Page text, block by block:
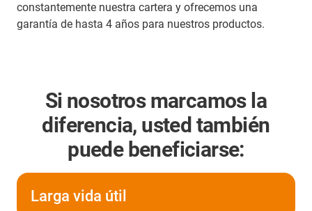
constantemente nuestra cartera y ofrecemos una
garantía de hasta 4 años para nuestros productos.
Si nosotros marcamos la
diferencia, usted también
puede beneficiarse:
Larga vida útil